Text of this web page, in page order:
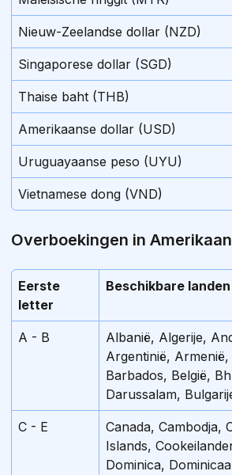
Nieuw-Zeelandse dollar (NZD)
Singaporese dollar (SGD)
Thaise baht (THB)
Amerikaanse dollar (USD)
Uruguayaanse peso (UYU)
Vietnamese dong (VND)
Overboekingen in
Eerste
letter
Beschikbare landen
A - B
Albanië, Algerije,
Argentinië,
Barbados, België,
Darussalam,
C - E
Canada, Cambodja,
Islands,
Dominica,